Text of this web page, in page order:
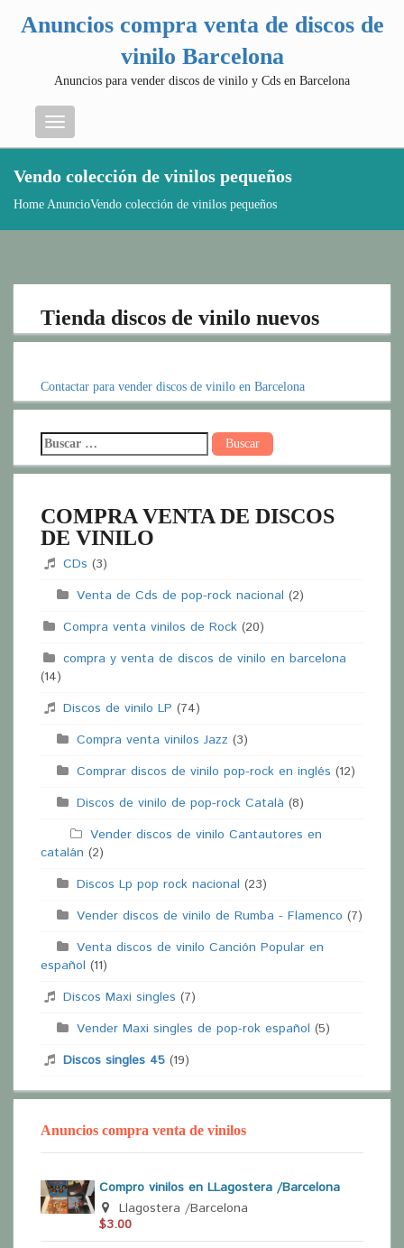
Anuncios compra venta de discos de
vinilo Barcelona
Anuncios para vender discos de vinilo y Cds en Barcelona
Menu
Vendo colección de vinilos pequeños
Home AnuncioVendo colección de vinilos pequeños
Tienda discos de vinilo nuevos
Contactar para vender discos de vinilo en Barcelona
COMPRA VENTA DE DISCOS
DE VINILO
CDs (3)
Venta de Cds de pop-rock nacional (2)
Compra venta vinilos de Rock(20)
compra y venta de discos de vinilo en barcelona
(14)
Discos de vinilo LP (74)
Compra venta vinilos Jazz (3)
Comprar discos de vinilo pop-rock en inglés (12)
Discos de vinilo de pop-rock Català (8)
Vender discos de vinilo Cantautores en
catalán (2)
Discos Lp pop rock nacional (23)
Vender discos de vinilo de Rumba - Flamenco (7)
Venta discos de vinilo Canción Popular en
español (11)
Discos Maxi singles (7)
Vender Maxi singles de pop-rok español (5)
Discos singles 45(19)
Anuncios compra venta de vinilos
Compro vinilos en LLagostera /Barcelona
Llagostera /Barcelona
$3.00